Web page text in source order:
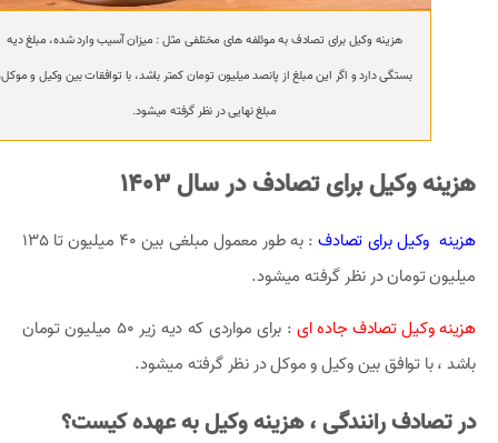
هزینه وکیل برای تصادف به موئلفه های مختلفی مثل : میزان آسیب وارد شده، مبلغ دیه
بستگی دارد و اگر این مبلغ از پانصد میلیون تومان کمتر باشد، با توافقات بین وکیل و
مبلغ نهایی در نظر گرفته میشود.
هزینه وکیل برای تصادف در سال 1403
هزینه وکیل برای تصادف
: به طور معمول مبلغی بین 40 میلیون تا 135
میلیون تومان در نظر گرفته میشود.
هزینه وکیل تصادف جاده ای
: برای مواردی که دیه زیر 50 میلیون تومان
باشد ، با توافق بین وکیل و موکل در نظر گرفته میشود.
در تصادف رانندگی ، هزینه وکیل به عهده کیست؟